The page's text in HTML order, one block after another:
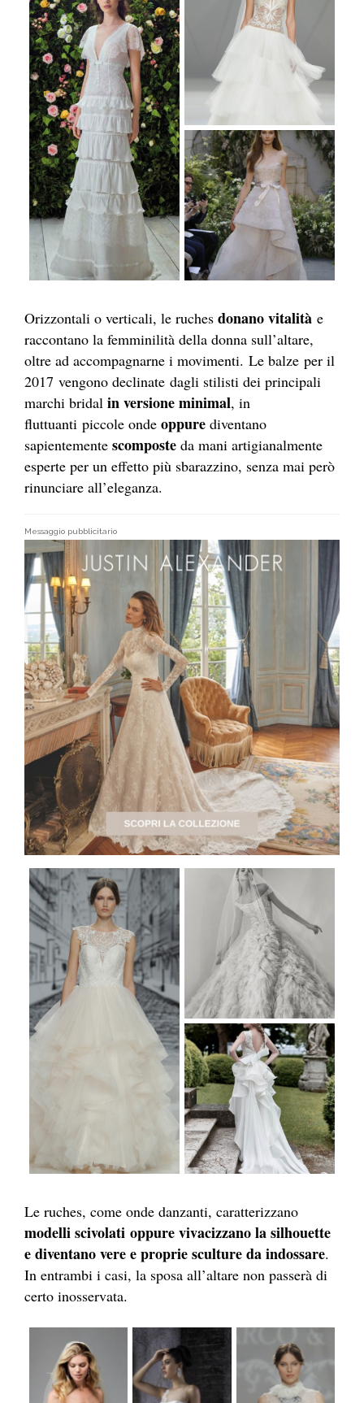
Orizzontali o verticali, le ruches donano vitalità e
raccontano la femminilità della donna sull’altare,
oltre ad accompagnarne i movimenti. Le balze per il
2017 vengono declinate dagli stilisti dei principali
marchi bridal in versione minimal, in
fluttuanti piccole onde oppure diventano
sapientemente scomposte da mani artigianalmente
esperte per un effetto più sbarazzino, senza mai però
rinunciare all’eleganza.
Messaggio pubblicitario
Le ruches, come onde danzanti, caratterizzano
modelli scivolati oppure vivacizzano la silhouette
e diventano vere e proprie sculture da indossare.
In entrambi i casi, la sposa all’altare non passerà di
certo inosservata.